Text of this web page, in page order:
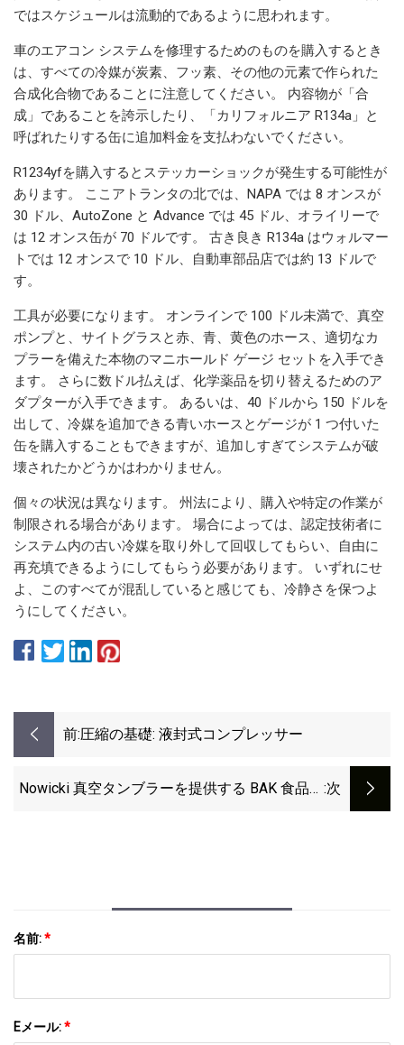
ではスケジュールは流動的であるように思われます。
車のエアコン システムを修理するためのものを購入するとき
は、すべての冷媒が炭素、フッ素、その他の元素で作られた
合成化合物であることに注意してください。 内容物が「合
成」であることを誇示したり、「カリフォルニア R134a」と
呼ばれたりする缶に追加料金を支払わないでください。
R1234yfを購入するとステッカーショックが発生する可能性が
あります。 ここアトランタの北では、NAPA では 8 オンスが
30 ドル、AutoZone と Advance では 45 ドル、オライリーで
は 12 オンス缶が 70 ドルです。 古き良き R134a はウォルマー
トでは 12 オンスで 10 ドル、自動車部品店では約 13 ドルで
す。
工具が必要になります。 オンラインで 100 ドル未満で、真空
ポンプと、サイトグラスと赤、青、黄色のホース、適切なカ
プラーを備えた本物のマニホールド ゲージ セットを入手でき
ます。 さらに数ドル払えば、化学薬品を切り替えるためのア
ダプターが入手できます。 あるいは、40 ドルから 150 ドルを
出して、冷媒を追加できる青いホースとゲージが 1 つ付いた
缶を購入することもできますが、追加しすぎてシステムが破
壊されたかどうかはわかりません。
個々の状況は異なります。 州法により、購入や特定の作業が
制限される場合があります。 場合によっては、認定技術者に
システム内の古い冷媒を取り外して回収してもらい、自由に
再充填できるようにしてもらう必要があります。 いずれにせ
よ、このすべてが混乱していると感じても、冷静さを保つよ
うにしてください。
前:圧縮の基礎: 液封式コンプレッサー
Nowicki 真空タンブラーを提供する BAK 食品機 :次
名前:*
Eメール:*